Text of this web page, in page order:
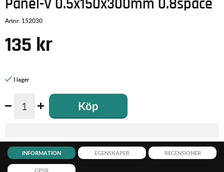
Panel-V 0.5x150x300mm 0.8space
Artnr: 152030
135 kr
Köp
INFORMATION EGENSKAPER RECENSIONER
GPSR